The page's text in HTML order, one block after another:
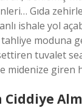
Gıda
ishale yol
moduna
tuvalet
midenize giren